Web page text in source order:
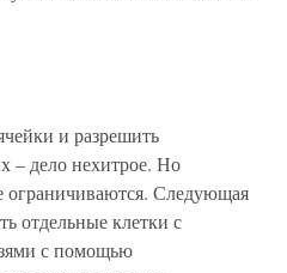
и разрешить
– дело нехитрое. Но
ограничиваются. Следующая
отдельные клетки с
с помощью